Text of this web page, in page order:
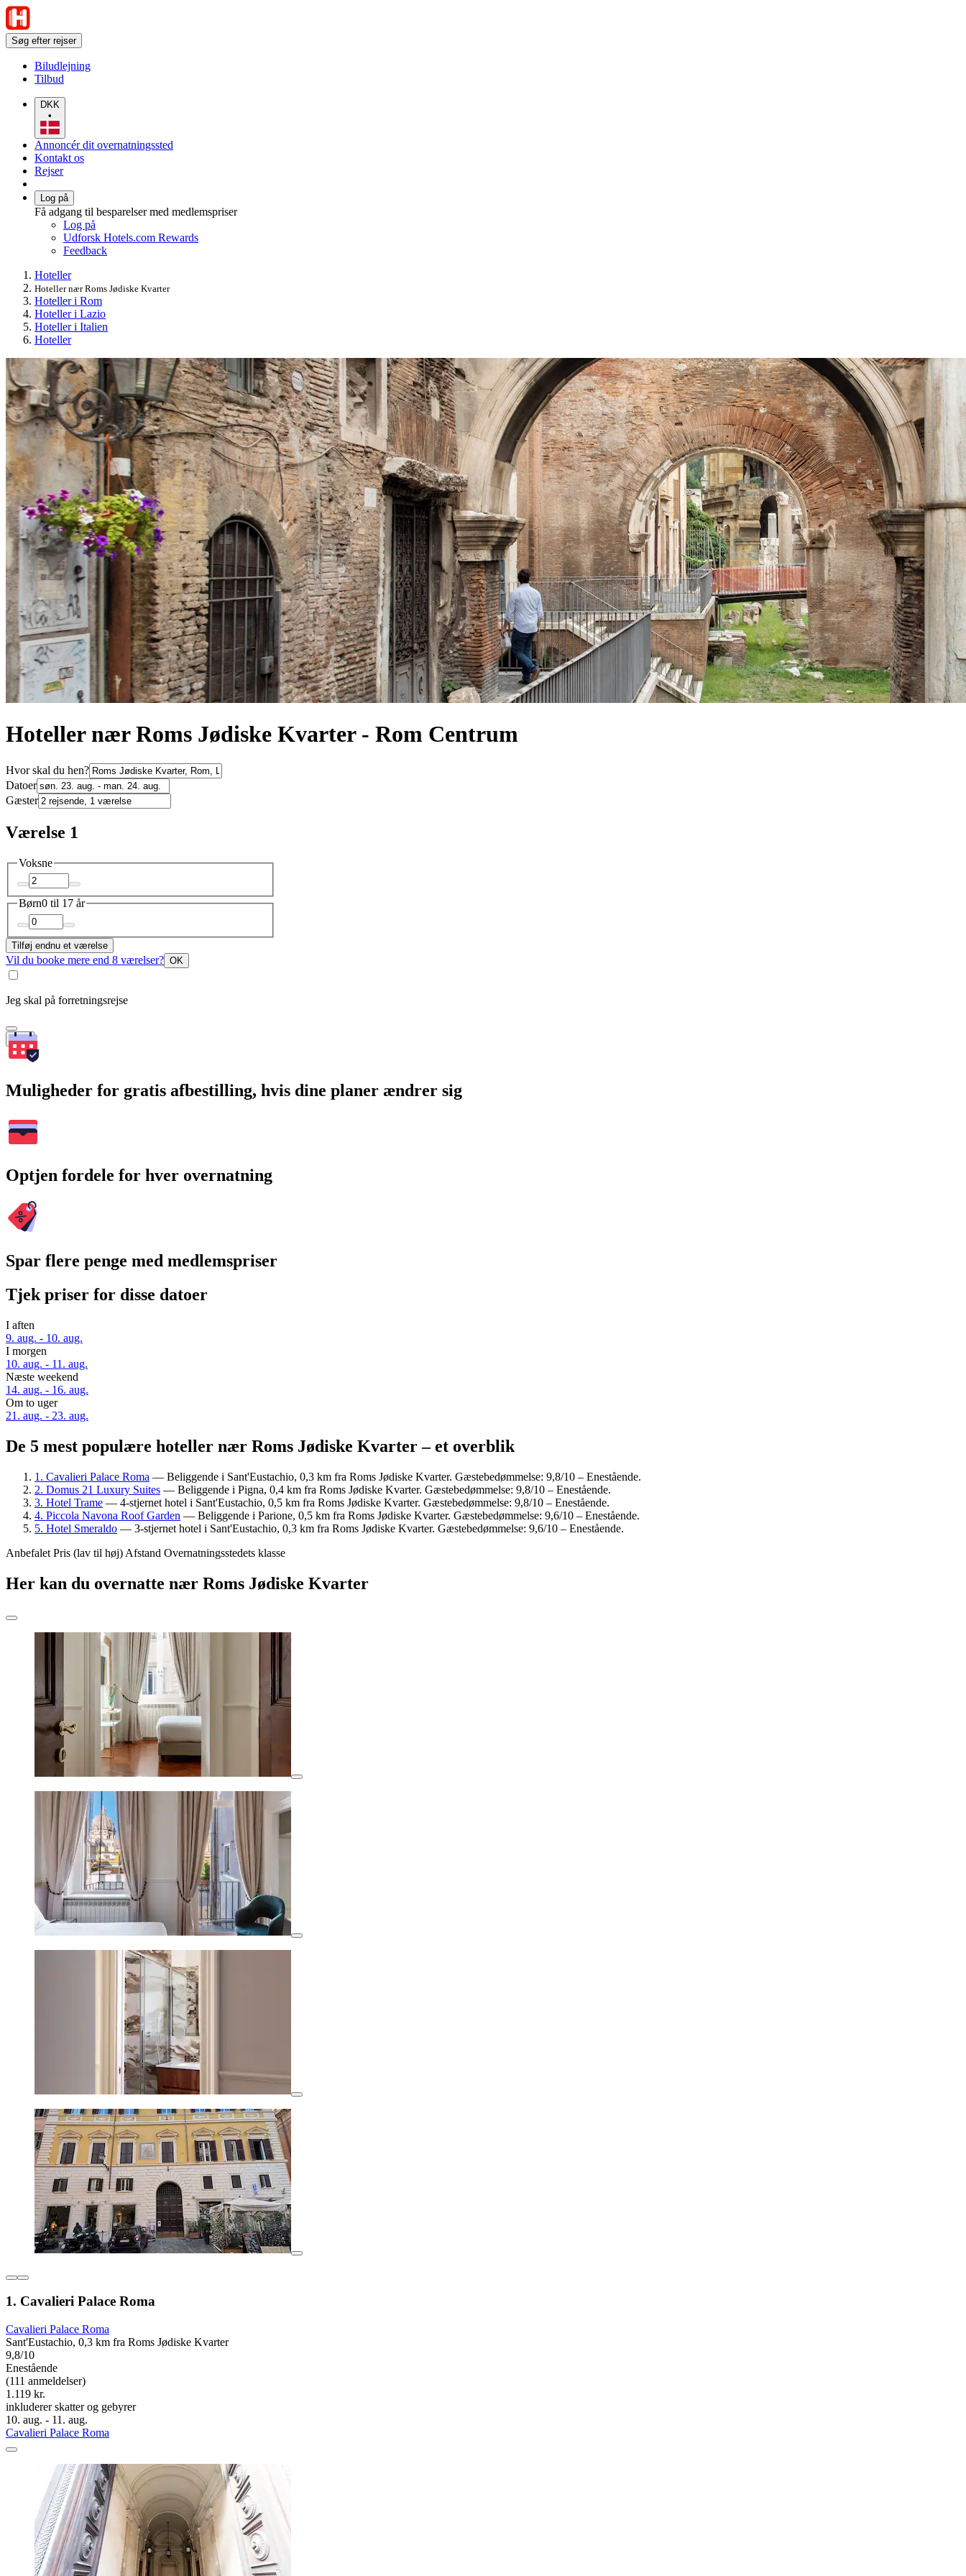
Søg efter rejser
Biludlejning
Tilbud
DKK
•
Annoncér dit overnatningssted
Kontakt os
Rejser
Log på
Få adgang til besparelser med medlemspriser
Log på
Udforsk Hotels.com Rewards
Feedback
Hoteller
Hoteller nær Roms Jødiske Kvarter
Hoteller i Rom
Hoteller i Lazio
Hoteller i Italien
Hoteller
Hoteller nær Roms Jødiske Kvarter - Rom Centrum
Hvor skal du hen?
Datoer
Gæster
Værelse 1
Voksne
Børn0 til 17 år
Tilføj endnu et værelse
Vil du booke mere end 8 værelser? OK
Jeg skal på forretningsrejse
Søg
Muligheder for gratis afbestilling, hvis dine planer ændrer sig
Optjen fordele for hver overnatning
Spar flere penge med medlemspriser
Tjek priser for disse datoer
I aften
9. aug. - 10. aug.
I morgen
10. aug. - 11. aug.
Næste weekend
14. aug. - 16. aug.
Om to uger
21. aug. - 23. aug.
De 5 mest populære hoteller nær Roms Jødiske Kvarter – et overblik
1. Cavalieri Palace Roma — Beliggende i Sant'Eustachio, 0,3 km fra Roms Jødiske Kvarter. Gæstebedømmelse: 9,8/10 – Enestående.
2. Domus 21 Luxury Suites — Beliggende i Pigna, 0,4 km fra Roms Jødiske Kvarter. Gæstebedømmelse: 9,8/10 – Enestående.
3. Hotel Trame — 4-stjernet hotel i Sant'Eustachio, 0,5 km fra Roms Jødiske Kvarter. Gæstebedømmelse: 9,8/10 – Enestående.
4. Piccola Navona Roof Garden — Beliggende i Parione, 0,5 km fra Roms Jødiske Kvarter. Gæstebedømmelse: 9,6/10 – Enestående.
5. Hotel Smeraldo — 3-stjernet hotel i Sant'Eustachio, 0,3 km fra Roms Jødiske Kvarter. Gæstebedømmelse: 9,6/10 – Enestående.
Anbefalet Pris (lav til høj) Afstand Overnatningsstedets klasse
Her kan du overnatte nær Roms Jødiske Kvarter
1. Cavalieri Palace Roma
Cavalieri Palace Roma
Sant'Eustachio, 0,3 km fra Roms Jødiske Kvarter
9,8/10
Enestående
(111 anmeldelser)
1.119 kr.
inkluderer skatter og gebyrer
10. aug. - 11. aug.
Cavalieri Palace Roma